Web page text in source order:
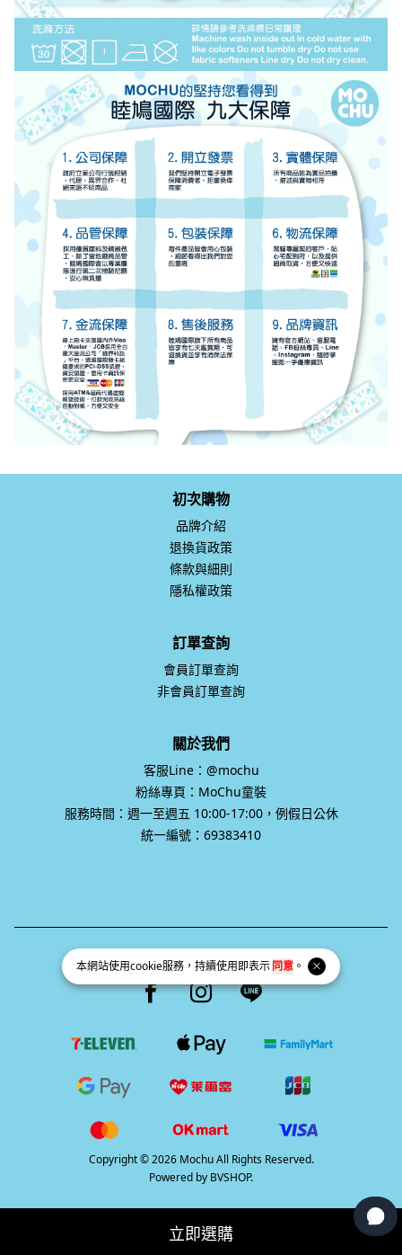
本網站使用cookie服務，持續使用即表示同意 。
立即選購
初次購物
品牌介紹
退換貨政策
條款與細則
隱私權政策
訂單查詢
會員訂單查詢
非會員訂單查詢
關於我們
客服Line：@mochu
粉絲專頁：MoChu童裝
服務時間：週一至週五 10:00-17:00，例假日公休
統一編號：69383410
Facebook pageInstagram page
Line page
Copyright © 2026 Mochu All Rights Reserved.
Powered by BVSHOP.